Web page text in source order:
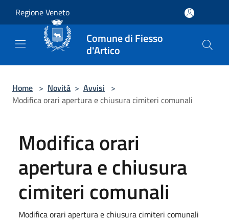
Regione Veneto
Comune di Fiesso
d'Artico
Home > Novità > Avvisi >
Modifica orari apertura e chiusura cimiteri comunali
Modifica orari
apertura e chiusura
cimiteri comunali
Modifica orari apertura e chiusura cimiteri comunali